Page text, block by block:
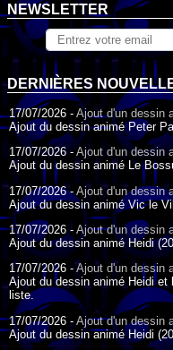
NEWSLETTER
DERNIÈRES
17/07/2026 - Ajout d'un dessin
Ajout du dessin animé Peter
17/07/2026 -Ajout d'un dessin
Ajout du dessin animé Le
17/07/2026 - Ajout d'un dessin
Ajout du dessin animé Vic le
17/07/2026 - Ajout d'un dessin
Ajout du dessin animé Heidi
17/07/2026 - Ajout d'un dessin
Ajout du dessin animé Heidi
liste.
17/07/2026 - Ajout d'un dessin
Ajout du dessin animé Heidi